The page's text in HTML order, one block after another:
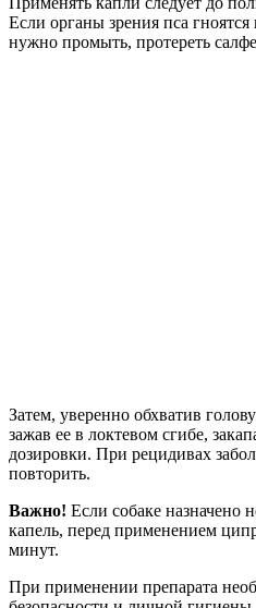
Если органы зрения пса гноятся
нужно промыть, протереть
Затем, уверенно обхватив
зажав ее в локтевом сгибе,
дозировки. При рецидивах
повторить.
Важно! Если собаке назначено
капель, перед применением
минут.
При применении препарата